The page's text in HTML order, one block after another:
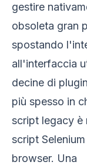
gestire
obsoleta gran
spostando
all'interfaccia
decine di
più spesso in
script legacy è
script
browser. Una